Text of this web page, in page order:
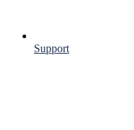
Support